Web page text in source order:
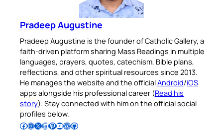
Pradeep Augustine
Pradeep Augustine is the founder of Catholic Gallery, a
faith-driven platform sharing Mass Readings in multiple
languages, prayers, quotes, catechism, Bible plans,
reflections, and other spiritual resources since 2013.
He manages the website and the officialAndroid/iOS
apps alongside his professional career (Read his
story). Stay connected with him on the official social
profiles below.
Follow Pradeep on Facebook Follow Pradeep on InstagramFollow Pradeep on X Follow Pradeep on LinkedIn Follow Pradeep on Pinterest Subscribe to Pradeep’s Youtube Channel Follow Pradeep on WordPress Follow Pradeep on GitHub